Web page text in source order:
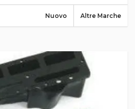
Altre Marche
Nuovo